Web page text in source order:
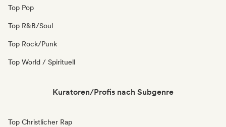
Top Pop
Top R&B/Soul
Top Rock/Punk
Top World / Spirituell
Kuratoren/Profis nach Subgenre
Top Christlicher Rap